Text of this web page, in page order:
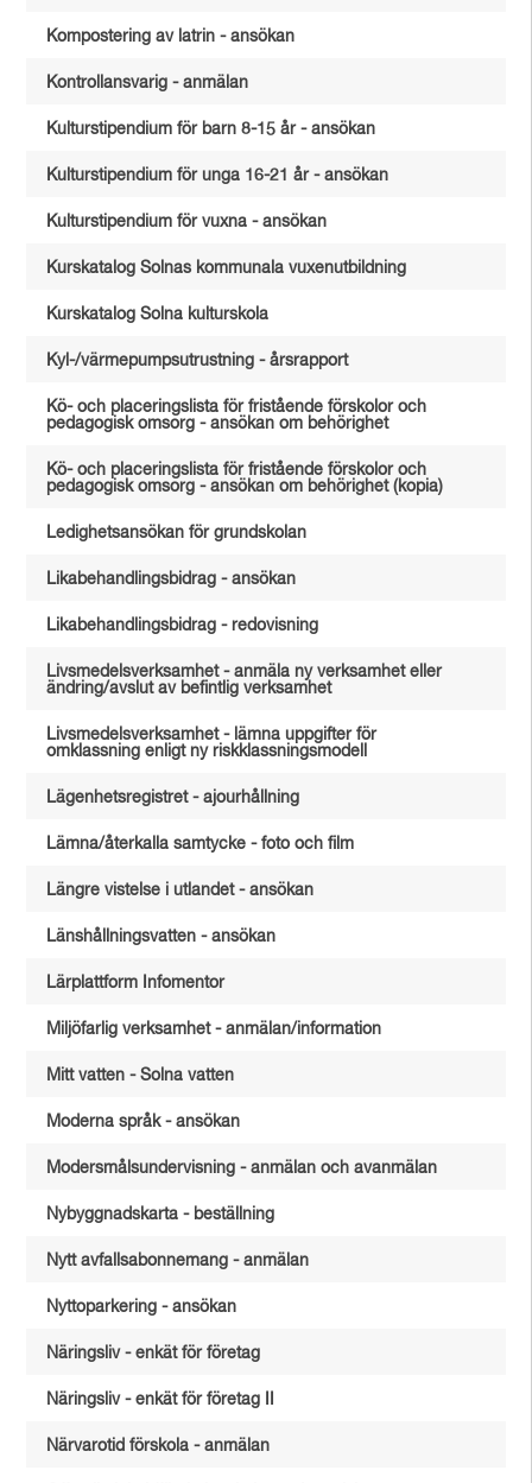
Kompostering av latrin - ansökan
Kontrollansvarig - anmälan
Kulturstipendium för barn 8-15 år - ansökan
Kulturstipendium för unga 16-21 år - ansökan
Kulturstipendium för vuxna - ansökan
Kurskatalog Solnas kommunala vuxenutbildning
Kurskatalog Solna kulturskola
Kyl-/värmepumpsutrustning - årsrapport
Kö- och placeringslista för fristående förskolor och
pedagogisk omsorg - ansökan om behörighet
Kö- och placeringslista för fristående förskolor och
pedagogisk omsorg - ansökan om behörighet (kopia)
Ledighetsansökan för grundskolan
Likabehandlingsbidrag - ansökan
Likabehandlingsbidrag - redovisning
Livsmedelsverksamhet - anmäla ny verksamhet eller
ändring/avslut av befintlig verksamhet
Livsmedelsverksamhet - lämna uppgifter för
omklassning enligt ny riskklassningsmodell
Lägenhetsregistret - ajourhållning
Lämna/återkalla samtycke - foto och film
Längre vistelse i utlandet - ansökan
Länshållningsvatten - ansökan
Lärplattform Infomentor
Miljöfarlig verksamhet - anmälan/information
Mitt vatten - Solna vatten
Moderna språk - ansökan
Modersmålsundervisning - anmälan och avanmälan
Nybyggnadskarta - beställning
Nytt avfallsabonnemang - anmälan
Nyttoparkering - ansökan
Näringsliv - enkät för företag
Näringsliv - enkät för företag II
Närvarotid förskola - anmälan